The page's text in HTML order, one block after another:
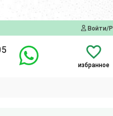
Войти/
избранное